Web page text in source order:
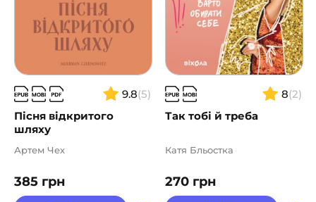
9.8(5)
Пісня відкритого
шляху
385 грн
Артем Чех
8(2)
Так тобі й треба
270 грн
Катя Бльостка